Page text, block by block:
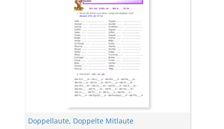
Doppellaute, Doppelte Mitlaute